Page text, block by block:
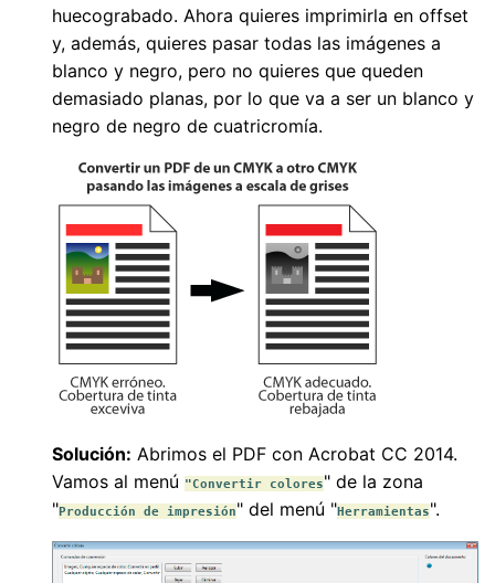
huecograbado. Ahora quieres imprimirla en offset
y, además, quieres pasar todas las imágenes a
blanco y negro, pero no quieres que queden
demasiado planas, por lo que va a ser un blanco y
negro de negro de cuatricromía.
Solución: Abrimos el PDF con Acrobat CC 2014.
Vamos al menú "Convertir colores" de la zona
"Producción de impresión" del menú "Herramientas".